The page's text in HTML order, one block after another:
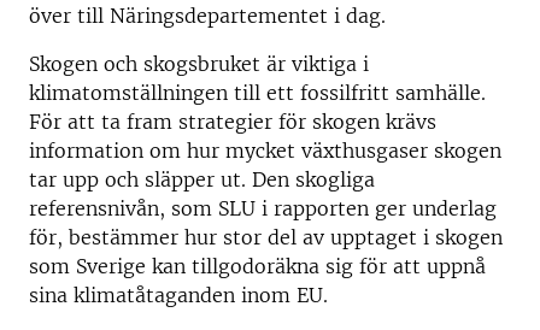
över till Näringsdepartementet i dag.
Skogen och skogsbruket är viktiga i
klimatomställningen till ett fossilfritt samhälle.
För att ta fram strategier för skogen krävs
information om hur mycket växthusgaser skogen
tar upp och släpper ut. Den skogliga
referensnivån, som SLU i rapporten ger underlag
för, bestämmer hur stor del av upptaget i skogen
som Sverige kan tillgodoräkna sig för att uppnå
sina klimatåtaganden inom EU.